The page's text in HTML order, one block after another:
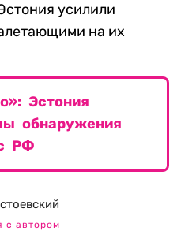
усилили
на их
Эстония
обнаружения
РФ
с автором